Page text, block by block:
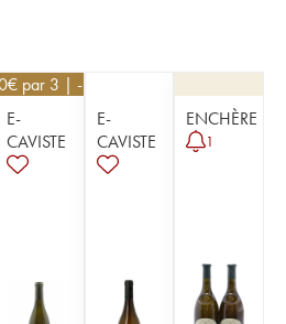
€ par 3 | -10%
E-
CAVISTE
E-
CAVISTE
ENCHÈRE
1